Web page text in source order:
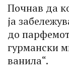
Почнав да
ја
до
гурмански
ванила“.